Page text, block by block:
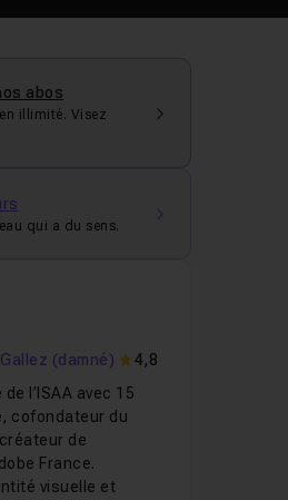
abos
illimité. Visez
qui a du sens.
(damné)
4,8
l’ISAA avec 15
cofondateur du
de
France.
visuelle et